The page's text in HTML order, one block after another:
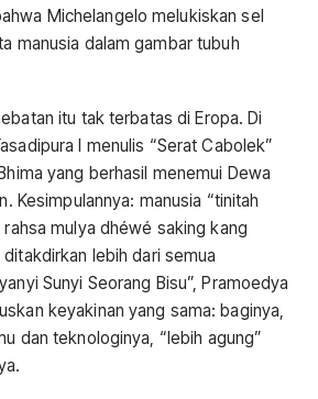
Michelangelo melukiskan sel
manusia dalam gambar tubuh
itu tak terbatas di Eropa. Di
I menulis “Serat Cabolek”
yang berhasil menemui Dewa
Kesimpulannya: manusia “tinitah
rahsa mulya dhéwé saking kang
lebih dari semua
Sunyi Seorang Bisu”, Pramoedya
keyakinan yang sama: baginya,
dan teknologinya, “lebih agung”